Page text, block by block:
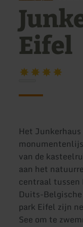
Eifel
Het
van de
aan het
centraal tussen
Duits-
park Eifel zijn
See om te